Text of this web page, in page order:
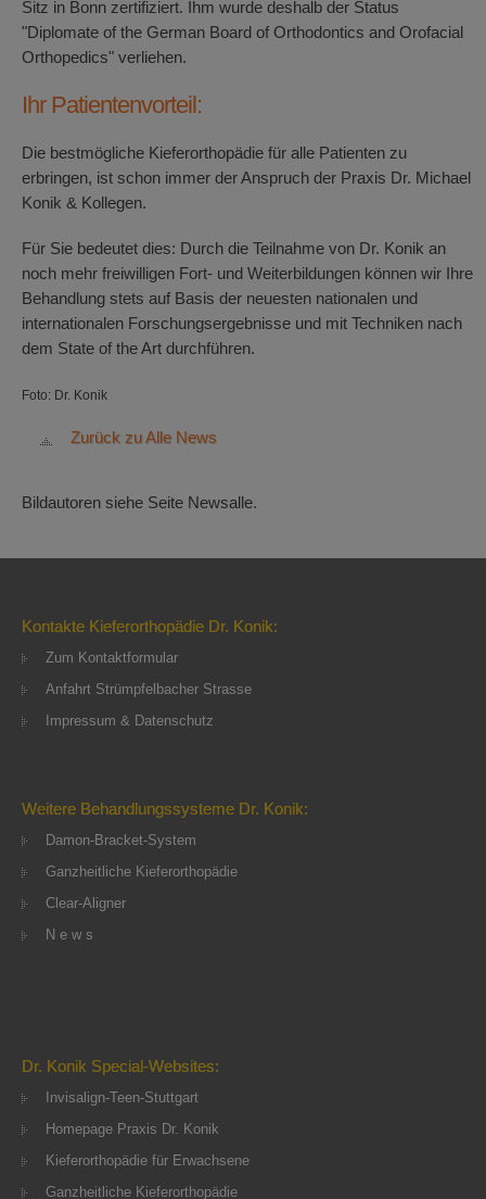
Sitz in Bonn zertifiziert. Ihm wurde deshalb der Status
"Diplomate of the German Board of Orthodontics and Orofacial
Orthopedics" verliehen.
Ihr Patientenvorteil:
Die bestmögliche Kieferorthopädie für alle Patienten zu
erbringen, ist schon immer der Anspruch der Praxis Dr. Michael
Konik & Kollegen.
Für Sie bedeutet dies: Durch die Teilnahme von Dr. Konik an
noch mehr freiwilligen Fort- und Weiterbildungen können wir Ihre
Behandlung stets auf Basis der neuesten nationalen und
internationalen Forschungsergebnisse und mit Techniken nach
dem State of the Art durchführen.
Foto: Dr. Konik
Zurück zu Alle News
Bildautoren siehe Seite Newsalle.
Kontakte Kieferorthopädie Dr. Konik:
Zum Kontaktformular
Anfahrt Strümpfelbacher Strasse
Impressum & Datenschutz
Weitere Behandlungssysteme Dr. Konik:
Damon-Bracket-System
Ganzheitliche Kieferorthopädie
Clear-Aligner
N e w s
Dr. Konik Special-Websites:
Invisalign-Teen-Stuttgart
Homepage Praxis Dr. Konik
Kieferorthopädie für Erwachsene
Ganzheitliche Kieferorthopädie